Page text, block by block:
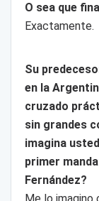
O sea que
Exactamente.
Su
en la
cruzado
sin grandes
imagina
primer
Fernández?